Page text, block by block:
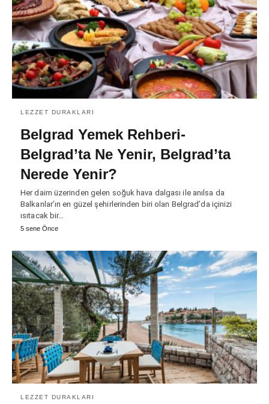
LEZZET DURAKLARI
Belgrad Yemek Rehberi-
Belgrad’ta Ne Yenir, Belgrad’ta
Nerede Yenir?
Her daim üzerinden gelen soğuk hava dalgası ile anılsa da
Balkanlar’ın en güzel şehirlerinden biri olan Belgrad’da içinizi
ısıtacak bir…
5 sene Önce
LEZZET DURAKLARI